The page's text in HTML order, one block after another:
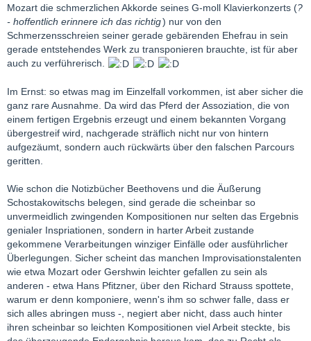
Mozart die schmerzlichen Akkorde seines G-moll Klavierkonzerts (?
- hoffentlich erinnere ich das richtig) nur von den
Schmerzensschreien seiner gerade gebärenden Ehefrau in sein
gerade entstehendes Werk zu transponieren brauchte, ist für aber
auch zu verführerisch.
Im Ernst: so etwas mag im Einzelfall vorkommen, ist aber sicher die
ganz rare Ausnahme. Da wird das Pferd der Assoziation, die von
einem fertigen Ergebnis erzeugt und einem bekannten Vorgang
übergestreif wird, nachgerade sträflich nicht nur von hintern
aufgezäumt, sondern auch rückwärts über den falschen Parcours
geritten.
Wie schon die Notizbücher Beethovens und die Äußerung
Schostakowitschs belegen, sind gerade die scheinbar so
unvermeidlich zwingenden Kompositionen nur selten das Ergebnis
genialer Inspriationen, sondern in harter Arbeit zustande
gekommene Verarbeitungen winziger Einfälle oder ausführlicher
Überlegungen. Sicher scheint das manchen Improvisationstalenten
wie etwa Mozart oder Gershwin leichter gefallen zu sein als
anderen - etwa Hans Pfitzner, über den Richard Strauss spottete,
warum er denn komponiere, wenn's ihm so schwer falle, dass er
sich alles abringen muss -, negiert aber nicht, dass auch hinter
ihren scheinbar so leichten Kompositionen viel Arbeit steckte, bis